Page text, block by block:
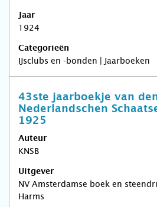
Jaar
1924
Categorieën
IJsclubs en -bonden | Jaarboeken
43ste jaarboekje van
Nederlandschen
1925
Auteur
KNSB
Uitgever
NV Amsterdamse boek en
Harms